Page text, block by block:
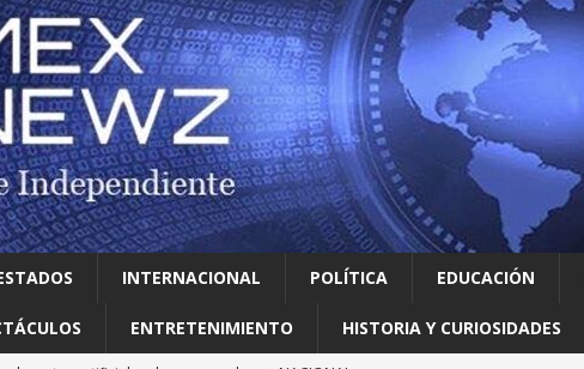
INTERNACIONAL POLÍTICA EDUCACIÓN
ENTRETENIMIENTO HISTORIA Y CURIOSIDADES